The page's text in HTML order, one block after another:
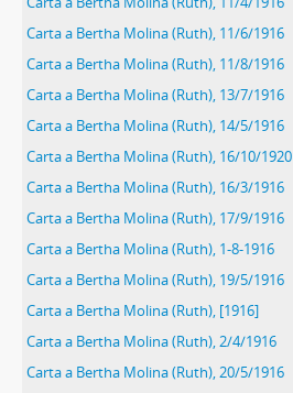
Carta a Bertha Molina (Ruth), 11/6/1916
Carta a Bertha Molina (Ruth), 11/8/1916
Carta a Bertha Molina (Ruth), 13/7/1916
Carta a Bertha Molina (Ruth), 14/5/1916
Carta a Bertha Molina (Ruth), 16/10/1920
Carta a Bertha Molina (Ruth), 16/3/1916
Carta a Bertha Molina (Ruth), 17/9/1916
Carta a Bertha Molina (Ruth), 1-8-1916
Carta a Bertha Molina (Ruth), 19/5/1916
Carta a Bertha Molina (Ruth), [1916]
Carta a Bertha Molina (Ruth), 2/4/1916
Carta a Bertha Molina (Ruth), 20/5/1916